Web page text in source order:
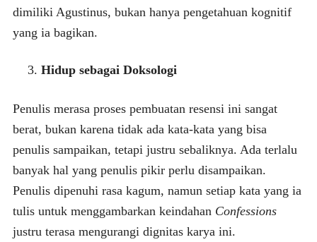
dimiliki Agustinus, bukan hanya pengetahuan kognitif
yang ia bagikan.
Hidup sebagai Doksologi
Penulis merasa proses pembuatan resensi ini sangat
berat, bukan karena tidak ada kata-kata yang bisa
penulis sampaikan, tetapi justru sebaliknya. Ada terlalu
banyak hal yang penulis pikir perlu disampaikan.
Penulis dipenuhi rasa kagum, namun setiap kata yang ia
tulis untuk menggambarkan keindahan Confessions
justru terasa mengurangi dignitas karya ini.